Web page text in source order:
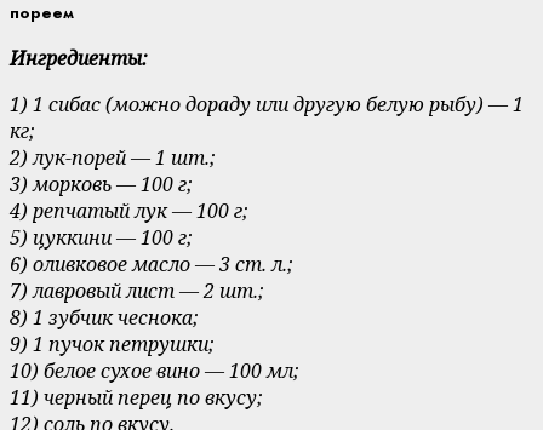
пореем
Ингредиенты:
1) 1 сибас (можно дораду или другую белую рыбу) — 1
кг;
2) лук-порей — 1 шт.;
3) морковь — 100 г;
4) репчатый лук — 100 г;
5) цуккини — 100 г;
6) оливковое масло — 3 ст. л.;
7) лавровый лист — 2 шт.;
8) 1 зубчик чеснока;
9) 1 пучок петрушки;
10) белое сухое вино — 100 мл;
11) черный перец по вкусу;
12) соль по вкусу.